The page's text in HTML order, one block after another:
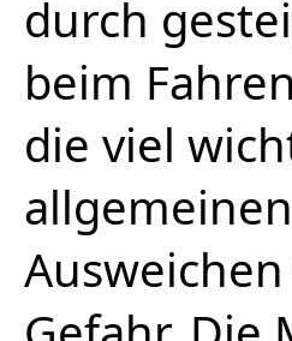
durch
beim
die viel